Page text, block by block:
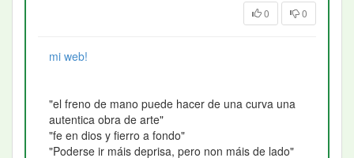
0 0
mi web!
"el freno de mano puede hacer de una curva una
autentica obra de arte"
"fe en dios y fierro a fondo"
"Poderse ir máis deprisa, pero non máis de lado"